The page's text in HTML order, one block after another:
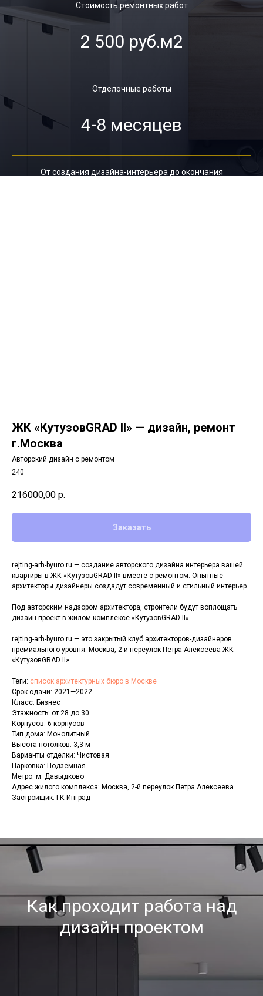
Стоимость ремонтных работ
2 500 руб.м2
Отделочные работы
4-8 месяцев
От создания дизайна-интерьера до окончания
ЖК «КутузовGRAD II» — дизайн, ремонт
г.Москва
Авторский дизайн с ремонтом
240
216000,00 р.
Заказать
rejting-arh-byuro.ru — создание авторского дизайна интерьера вашей
квартиры в ЖК «КутузовGRAD II» вместе с ремонтом. Опытные
архитекторы дизайнеры создадут современный и стильный интерьер.
Под авторским надзором архитектора, строители будут воплощать
дизайн проект в жилом комплексе «КутузовGRAD II».
rejting-arh-byuro.ru — это закрытый клуб архитекторов-дизайнеров
премиального уровня. Москва, 2-й переулок Петра Алексеева ЖК
«КутузовGRAD II».
Теги: список архитектурных бюро в Москве
Срок сдачи: 2021—2022
Класс: Бизнес
Этажность: от 28 до 30
Корпусов: 6 корпусов
Тип дома: Монолитный
Высота потолков: 3,3 м
Варианты отделки: Чистовая
Парковка: Подземная
Метро: м. Давыдково
Адрес жилого комплекса: Москва, 2-й переулок Петра Алексеева
Застройщик: ГК Инград
Как проходит работа над
дизайн проектом